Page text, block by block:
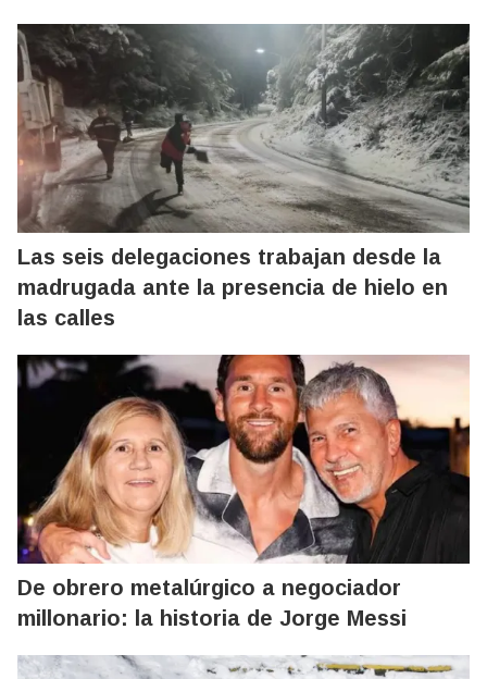
Las seis delegaciones trabajan desde la
madrugada ante la presencia de hielo en
las calles
De obrero metalúrgico a negociador
millonario: la historia de Jorge Messi